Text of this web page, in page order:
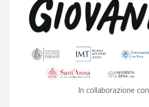
In collaborazione con